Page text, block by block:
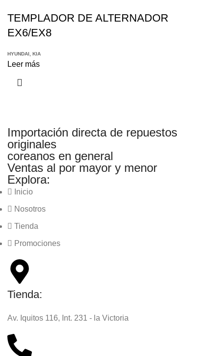
TEMPLADOR DE ALTERNADOR
EX6/EX8
HYUNDAI KIA
Leer más
Importación directa de repuestos
originales
coreanos en general
Ventas al por mayor y menor
Explora:
Inicio
Nosotros
Tienda
Promociones
Tienda:
Av. Iquitos 116, Int. 231 - la Victoria